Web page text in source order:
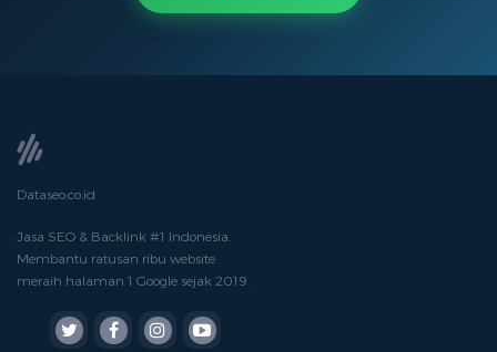
Dataseo.co.id
Jasa SEO & Backlink #1 Indonesia.
Membantu ratusan ribu website
meraih halaman 1 Google sejak 2019.